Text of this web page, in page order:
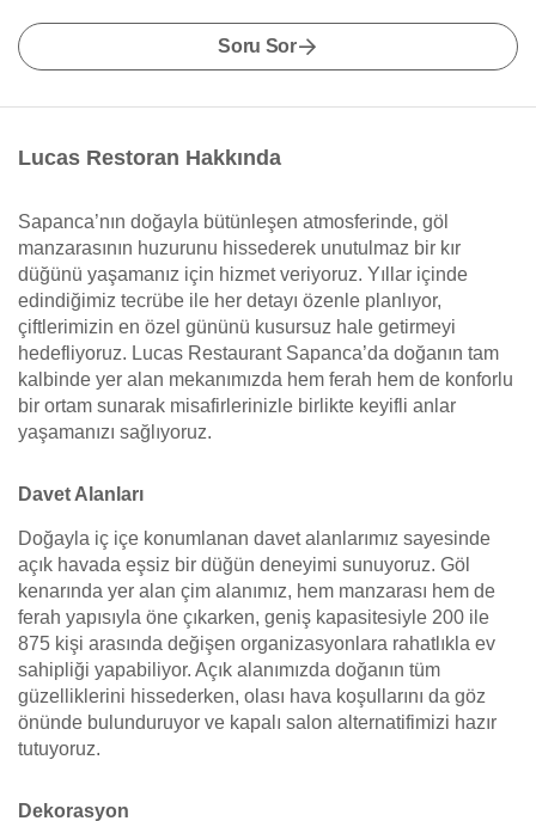
Soru Sor
Lucas Restoran Hakkında
Sapanca’nın doğayla bütünleşen atmosferinde, göl
manzarasının huzurunu hissederek unutulmaz bir kır
düğünü yaşamanız için hizmet veriyoruz. Yıllar içinde
edindiğimiz tecrübe ile her detayı özenle planlıyor,
çiftlerimizin en özel gününü kusursuz hale getirmeyi
hedefliyoruz. Lucas Restaurant Sapanca’da doğanın tam
kalbinde yer alan mekanımızda hem ferah hem de konforlu
bir ortam sunarak misafirlerinizle birlikte keyifli anlar
yaşamanızı sağlıyoruz.
Davet Alanları
Doğayla iç içe konumlanan davet alanlarımız sayesinde
açık havada eşsiz bir düğün deneyimi sunuyoruz. Göl
kenarında yer alan çim alanımız, hem manzarası hem de
ferah yapısıyla öne çıkarken, geniş kapasitesiyle 200 ile
875 kişi arasında değişen organizasyonlara rahatlıkla ev
sahipliği yapabiliyor. Açık alanımızda doğanın tüm
güzelliklerini hissederken, olası hava koşullarını da göz
önünde bulunduruyor ve kapalı salon alternatifimizi hazır
tutuyoruz.
Dekorasyon